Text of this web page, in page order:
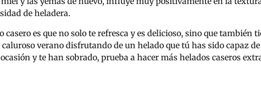
de heladera.
casero es que no solo te refresca y es delicioso, sino que también
verano disfrutando de un helado que tú has sido capaz
y te han sobrado, prueba a hacer más helados caseros